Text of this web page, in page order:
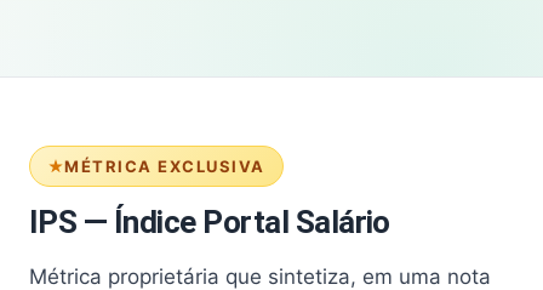
MÉTRICA EXCLUSIVA
IPS — Índice Portal Salário
Métrica proprietária que sintetiza, em uma nota